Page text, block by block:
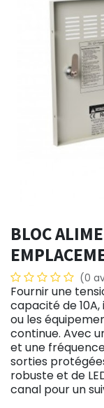
BLOC
(0
Fournir une
capacité de
ou les
continue. Avec
et une
sorties
robuste et de
canal pour un